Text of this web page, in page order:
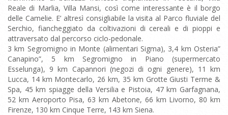
Reale di Marlia, Villa Mansi, così come interessante è il borgo
delle Camelie. E’ altresì consigliabile la visita al Parco fluviale del
Serchio, fiancheggiato da coltivazioni di cereali e di pioppi e
attraversato dal percorso ciclo-pedonale.
3 km Segromigno in Monte (alimentari Sigma), 3,4 km Osteria”
Canapino”, 5 km Segromigno in Piano (supermercato
Esselunga), 9 km Capannori (negozi di ogni genere), 11 km
Lucca, 14 km Montecarlo, 26 km, 35 km Grotte Giusti Terme &
Spa, 45 km spiagge della Versilia e Pistoia, 47 km Garfagnana,
52 km Aeroporto Pisa, 63 km Abetone, 66 km Livorno, 80 km
Firenze, 130 km Cinque Terre, 143 km Siena.